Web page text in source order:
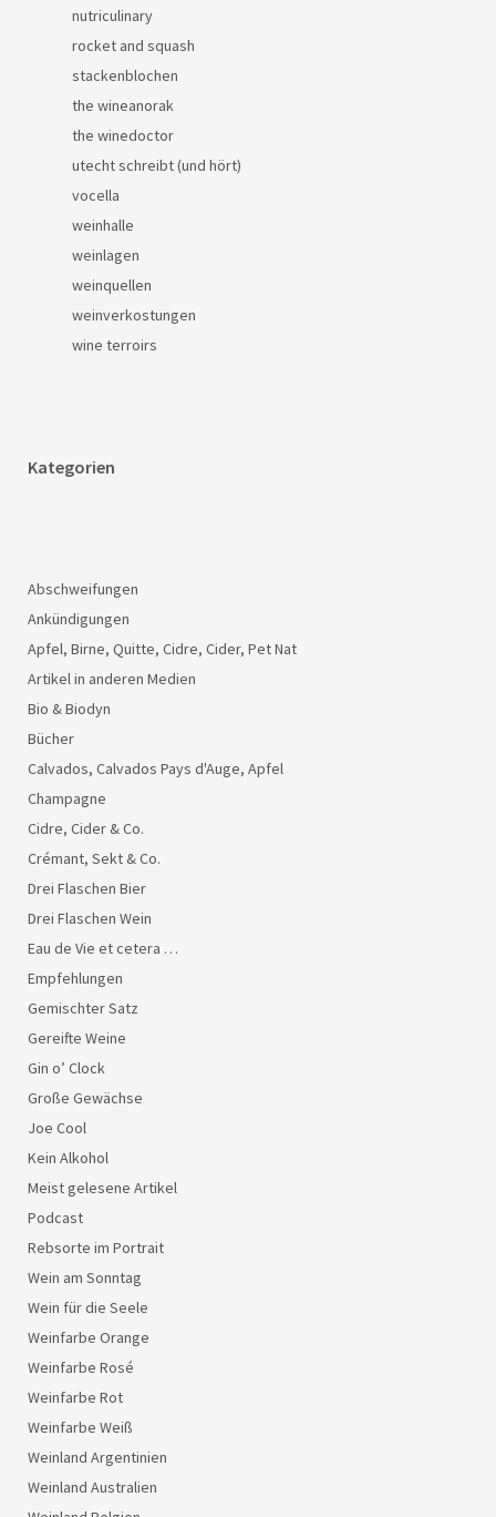
nutriculinary
rocket and squash
stackenblochen
the wineanorak
the winedoctor
utecht schreibt (und hört)
vocella
weinhalle
weinlagen
weinquellen
weinverkostungen
wine terroirs
Kategorien
Abschweifungen
Ankündigungen
Apfel, Birne, Quitte, Cidre, Cider, Pet Nat
Artikel in anderen Medien
Bio & Biodyn
Bücher
Calvados, Calvados Pays d'Auge, Apfel
Champagne
Cidre, Cider & Co.
Crémant, Sekt & Co.
Drei Flaschen Bier
Drei Flaschen Wein
Eau de Vie et cetera …
Empfehlungen
Gemischter Satz
Gereifte Weine
Gin o’ Clock
Große Gewächse
Joe Cool
Kein Alkohol
Meist gelesene Artikel
Podcast
Rebsorte im Portrait
Wein am Sonntag
Wein für die Seele
Weinfarbe Orange
Weinfarbe Rosé
Weinfarbe Rot
Weinfarbe Weiß
Weinland Argentinien
Weinland Australien